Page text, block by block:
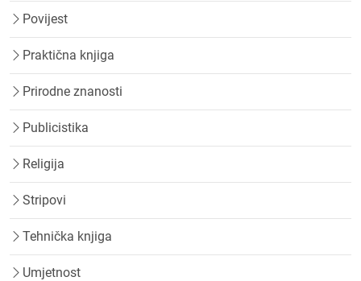
Povijest
Praktična knjiga
Prirodne znanosti
Publicistika
Religija
Stripovi
Tehnička knjiga
Umjetnost